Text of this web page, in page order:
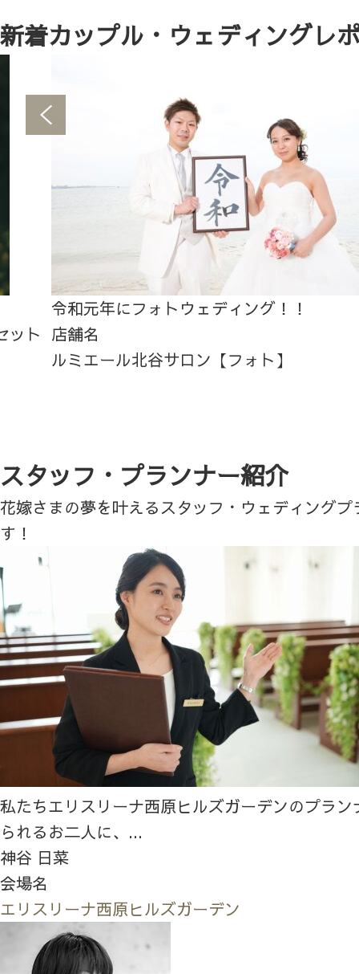
新着カップル・ウェディングレ
ット
令和元年にフォトウェディング！！
店舗名
ルミエール北谷サロン【フォト】
スタッフ・プランナー紹介
花嫁さまの夢を叶えるスタッフ・ウェディング
す！
私たちエリスリーナ西原ヒルズガーデンのプラ
られるお二人に、...
神谷 日菜
会場名
エリスリーナ西原ヒルズガーデン